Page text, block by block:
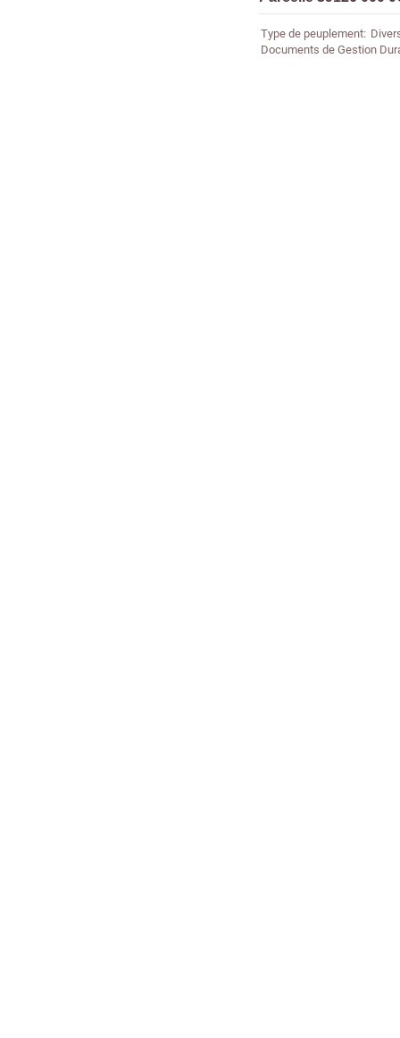
Type de peuplement
Documents de Gestion